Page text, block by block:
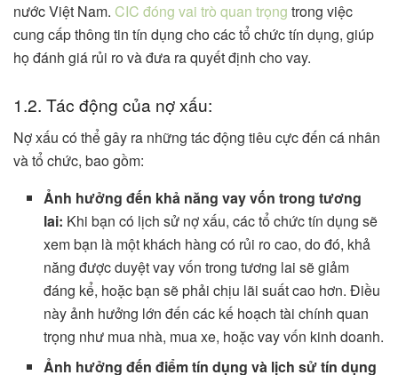
nước Việt Nam. CIC đóng vai trò quan trọng trong việc
cung cấp thông tin tín dụng cho các tổ chức tín dụng, giúp
họ đánh giá rủi ro và đưa ra quyết định cho vay.
1.2. Tác động của nợ xấu:
Nợ xấu có thể gây ra những tác động tiêu cực đến cá nhân
và tổ chức, bao gồm:
Ảnh hưởng đến khả năng vay vốn trong tương
lai: Khi bạn có lịch sử nợ xấu, các tổ chức tín dụng sẽ
xem bạn là một khách hàng có rủi ro cao, do đó, khả
năng được duyệt vay vốn trong tương lai sẽ giảm
đáng kể, hoặc bạn sẽ phải chịu lãi suất cao hơn. Điều
này ảnh hưởng lớn đến các kế hoạch tài chính quan
trọng như mua nhà, mua xe, hoặc vay vốn kinh doanh.
Ảnh hưởng đến điểm tín dụng và lịch sử tín dụng